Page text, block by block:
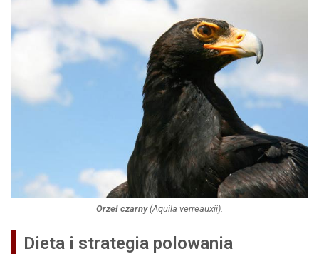
Orzeł czarny(Aquila verreauxii).
Dieta i strategia polowania